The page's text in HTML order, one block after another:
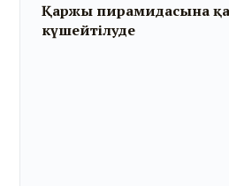
Қаржы пирамидасына
күшейтілуде